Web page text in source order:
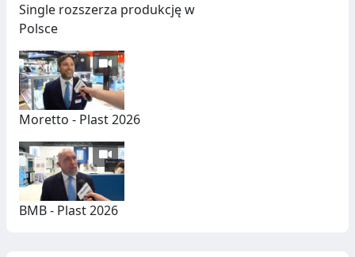
Single rozszerza produkcję w
Polsce
Moretto - Plast 2026
BMB - Plast 2026